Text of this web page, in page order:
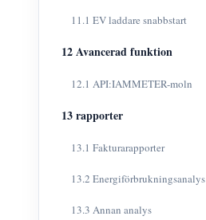
11.1 EV laddare snabbstart
12 Avancerad funktion
12.1 API:IAMMETER-moln
13 rapporter
13.1 Fakturarapporter
13.2 Energiförbrukningsanalys
13.3 Annan analys